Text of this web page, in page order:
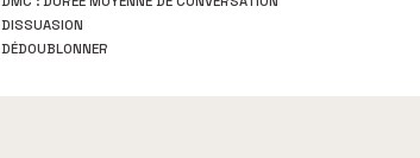
DISSUASION
DÉDOUBLONNER